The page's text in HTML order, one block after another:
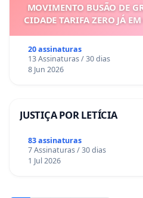
MOVIMENTO BUSÃO DE
CIDADE TARIFA ZERO JÁ
20 assinaturas
13 Assinaturas / 30 dias
8 Jun 2026
JUSTIÇA POR LETÍCIA
83 assinaturas
7 Assinaturas / 30 dias
1 Jul 2026